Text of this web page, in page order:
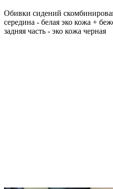
Обивки сидений
середина - белая эко кожа +
задняя часть - эко кожа черная